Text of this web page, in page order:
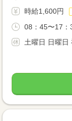
時給1,600円
08：45〜17：
土曜日 日曜日